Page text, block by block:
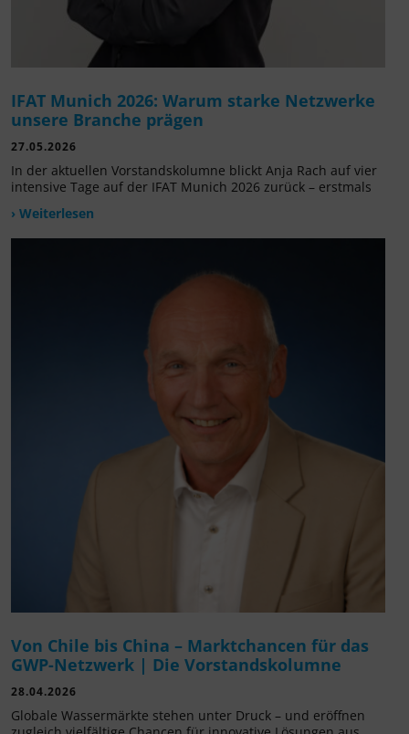
IFAT Munich 2026: Warum starke Netzwerke
unsere Branche prägen
27.05.2026
In der aktuellen Vorstandskolumne blickt Anja Rach auf vier
intensive Tage auf der IFAT Munich 2026 zurück – erstmals
› Weiterlesen
Von Chile bis China – Marktchancen für das
GWP-Netzwerk | Die Vorstandskolumne
28.04.2026
Globale Wassermärkte stehen unter Druck – und eröffnen